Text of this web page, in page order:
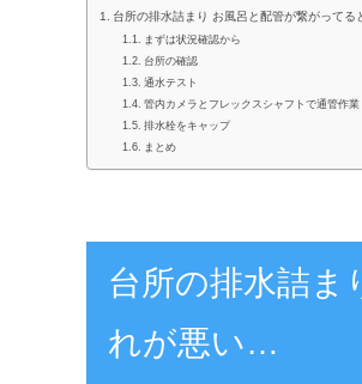
台所の排水詰まり お風呂と配管が繋がって
まずは状況確認から
台所の確認
通水テスト
管内カメラとフレックスシャフトで通管作業
排水栓をキャップ
まとめ
台所の排水詰ま
れが悪い…